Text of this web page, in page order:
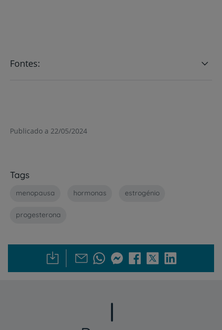
Fontes:
Publicado a 22/05/2024
Tags
menopausa hormonas estrogénio
progesterona